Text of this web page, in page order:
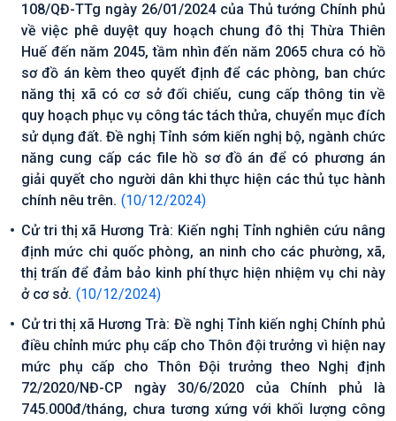
108/QĐ-TTg ngày 26/01/2024 của Thủ tướng Chính phủ
về việc phê duyệt quy hoạch chung đô thị Thừa Thiên
Huế đến năm 2045, tầm nhìn đến năm 2065 chưa có hồ
sơ đồ án kèm theo quyết định để các phòng, ban chức
năng thị xã có cơ sở đối chiếu, cung cấp thông tin về
quy hoạch phục vụ công tác tách thửa, chuyển mục đích
sử dụng đất. Đề nghị Tỉnh sớm kiến nghị bộ, ngành chức
năng cung cấp các file hồ sơ đồ án để có phương án
giải quyết cho người dân khi thực hiện các thủ tục hành
chính nêu trên. (10/12/2024)
Cử tri thị xã Hương Trà: Kiến nghị Tỉnh nghiên cứu nâng
định mức chi quốc phòng, an ninh cho các phường, xã,
thị trấn để đảm bảo kinh phí thực hiện nhiệm vụ chi này
ở cơ sở. (10/12/2024)
Cử tri thị xã Hương Trà: Đề nghị Tỉnh kiến nghị Chính phủ
điều chỉnh mức phụ cấp cho Thôn đội trưởng vì hiện nay
mức phụ cấp cho Thôn Đội trưởng theo Nghị định
72/2020/NĐ-CP ngày 30/6/2020 của Chính phủ là
745.000đ/tháng, chưa tương xứng với khối lượng công